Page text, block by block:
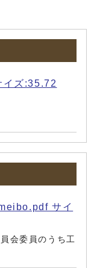
ズ:35.72
サイ
会委員のうち工